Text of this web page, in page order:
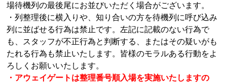
場待機列の最後尾にお並びいただく場合がございます。
・列整理後に横入りや、知り合いの方を待機列に呼び込み
列に並ばせる行為は禁止です。左記に記載のない行為で
も、スタッフが不正行為と判断する、またはその疑いがも
たれる行為も禁止いたします。皆様のモラルある行動をよ
ろしくお願いいたします。
・アウェイゲートは整理番号順入場を実施いたしますの